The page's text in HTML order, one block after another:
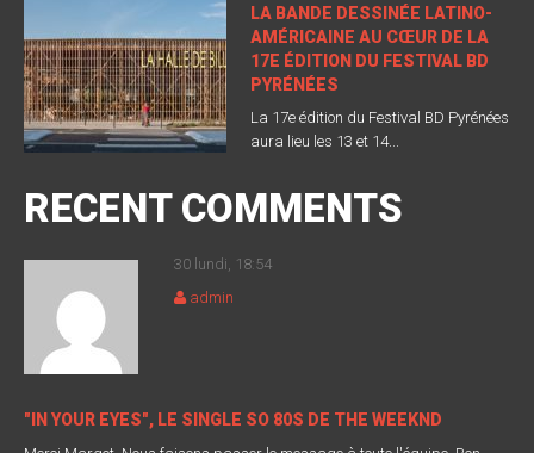
LA BANDE DESSINÉE LATINO-
AMÉRICAINE AU CŒUR DE LA
17E ÉDITION DU FESTIVAL BD
PYRÉNÉES
La 17e édition du Festival BD Pyrénées
aura lieu les 13 et 14...
RECENT COMMENTS
30 lundi, 18:54
admin
"IN YOUR EYES", LE SINGLE SO 80S DE THE WEEKND